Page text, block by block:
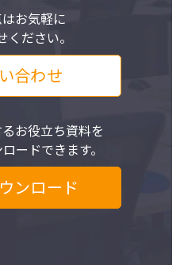
お気軽に
ください。
合わせ
お役立ち資料を
ードできます。
ンロード